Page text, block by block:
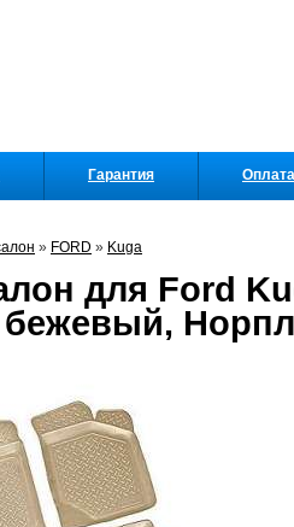
» FORD » Kuga
для Ford
бежевый,
Гарантия Оплата